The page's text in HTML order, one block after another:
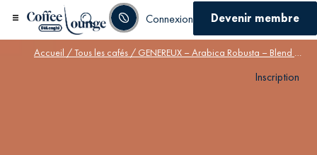
Connexion Devenir membre
Inscription
Accueil /Tous les cafés / GENEREUX – Arabica Robusta – Blend 2 terroirs